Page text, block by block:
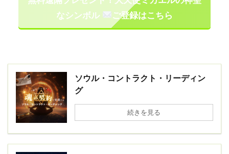
なシンボル
ご登録はこちら
ソウル・コントラクト・リーディン
グ
続きを見る